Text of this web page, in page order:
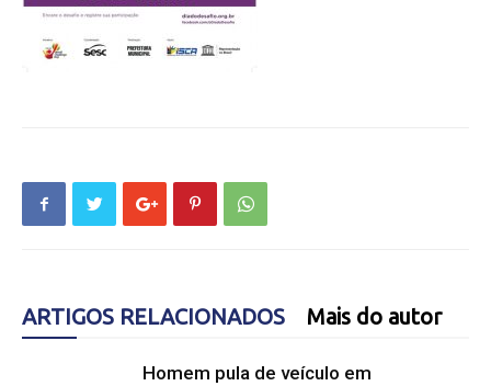
ARTIGOS RELACIONADOS Mais do autor
Homem pula de veículo em